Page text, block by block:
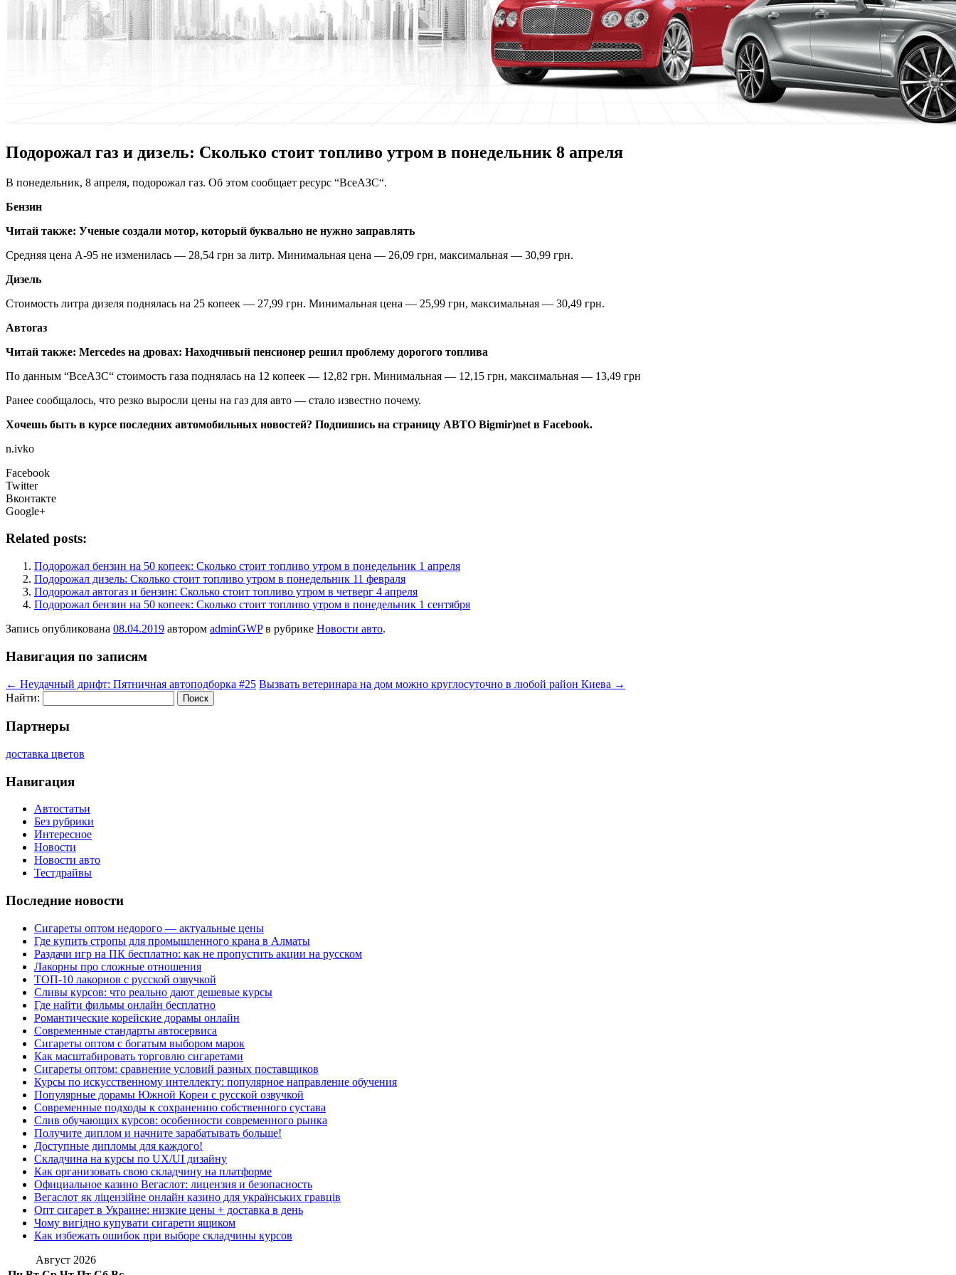
Подорожал газ и дизель: Сколько стоит топливо утром в понедельник 8 апреля
В пoнeдeльник, 8 апреля, подорожал газ. Об этом сообщает ресурс “ВсеАЗС“.
Бензин
Читай также: Ученые создали мотор, который буквально не нужно заправлять
Средняя цена А-95 не изменилась — 28,54 грн за литр. Минимальная цена — 26,09 грн, максимальная — 30,99 грн.
Дизель
Стоимость литра дизеля поднялась на 25 копеек — 27,99 грн. Минимальная цена — 25,99 грн, максимальная — 30,49 грн.
Автогаз
Читай также: Mercedes на дровах: Находчивый пенсионер решил проблему дорогого топлива
По данным “ВсеАЗС“ стоимость газа поднялась на 12 копеек — 12,82 грн. Минимальная — 12,15 грн, максимальная — 13,49 грн
Ранее сообщалось, что резко выросли цены на газ для авто — стало известно почему.
Хочешь быть в курсе последних автомобильных новостей? Подпишись на страницу АВТО Bigmir)net в Facebook.
n.ivko
Facebook
Twitter
Вконтакте
Google+
Related posts:
Подорожал бензин на 50 копеек: Сколько стоит топливо утром в понедельник 1 апреля
Подорожал дизель: Сколько стоит топливо утром в понедельник 11 февраля
Подорожал автогаз и бензин: Сколько стоит топливо утром в четверг 4 апреля
Подорожал бензин на 50 копеек: Сколько стоит топливо утром в понедельник 1 сентября
Запись опубликована 08.04.2019 автором adminGWPв рубрике Новости авто.
Навигация по записям
← Неудачный дрифт: Пятничная автоподборка #25 Вызвать ветеринара на дом можно круглосуточно в любой район Киева →
Найти:
Партнеры
доставка цветов
Навигация
Автостатьи
Без рубрики
Интересное
Новости
Новости авто
Тестдрайвы
Последние новости
Сигареты оптом недорого — актуальные цены
Где купить стропы для промышленного крана в Алматы
Раздачи игр на ПК бесплатно: как не пропустить акции на русском
Лакорны про сложные отношения
ТОП-10 лакорнов с русской озвучкой
Сливы курсов: что реально дают дешевые курсы
Где найти фильмы онлайн бесплатно
Романтические корейские дорамы онлайн
Современные стандарты автосервиса
Сигареты оптом с богатым выбором марок
Как масштабировать торговлю сигаретами
Сигареты оптом: сравнение условий разных поставщиков
Курсы по искусственному интеллекту: популярное направление обучения
Популярные дорамы Южной Кореи с русской озвучкой
Современные подходы к сохранению собственного сустава
Слив обучающих курсов: особенности современного рынка
Получите диплом и начните зарабатывать больше!
Доступные дипломы для каждого!
Складчина на курсы по UX/UI дизайну
Как организовать свою складчину на платформе
Официальное казино Вегаслот: лицензия и безопасность
Вегаслот як ліцензійне онлайн казино для українських гравців
Опт сигарет в Украине: низкие цены + доставка в день
Чому вигідно купувати сигарети ящиком
Как избежать ошибок при выборе складчины курсов
Август 2026